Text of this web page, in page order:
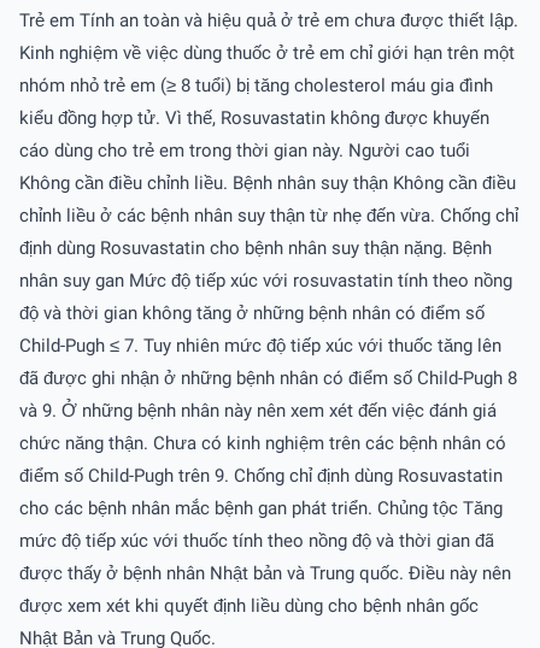
Trẻ em Tính an toàn và hiệu quả ở trẻ em chưa được thiết lập.
Kinh nghiệm về việc dùng thuốc ở trẻ em chỉ giới hạn trên một
nhóm nhỏ trẻ em (≥ 8 tuổi) bị tăng cholesterol máu gia đình
kiểu đồng hợp tử. Vì thế, Rosuvastatin không được khuyến
cáo dùng cho trẻ em trong thời gian này. Người cao tuổi
Không cần điều chỉnh liều. Bệnh nhân suy thận Không cần điều
chỉnh liều ở các bệnh nhân suy thận từ nhẹ đến vừa. Chống chỉ
định dùng Rosuvastatin cho bệnh nhân suy thận nặng. Bệnh
nhân suy gan Mức độ tiếp xúc với rosuvastatin tính theo nồng
độ và thời gian không tăng ở những bệnh nhân có điểm số
Child-Pugh ≤ 7. Tuy nhiên mức độ tiếp xúc với thuốc tăng lên
đã được ghi nhận ở những bệnh nhân có điểm số Child-Pugh 8
và 9. Ở những bệnh nhân này nên xem xét đến việc đánh giá
chức năng thận. Chưa có kinh nghiệm trên các bệnh nhân có
điểm số Child-Pugh trên 9. Chống chỉ định dùng Rosuvastatin
cho các bệnh nhân mắc bệnh gan phát triển. Chủng tộc Tăng
mức độ tiếp xúc với thuốc tính theo nồng độ và thời gian đã
được thấy ở bệnh nhân Nhật bản và Trung quốc. Ðiều này nên
được xem xét khi quyết định liều dùng cho bệnh nhân gốc
Nhật Bản và Trung Quốc.